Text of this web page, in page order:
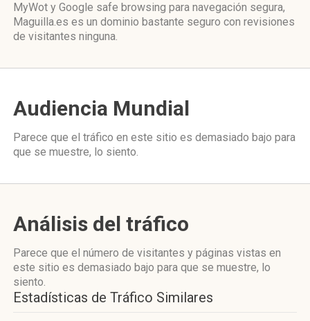
MyWot y Google safe browsing para navegación segura,
Maguilla.es es un dominio bastante seguro con revisiones
de visitantes ninguna.
Audiencia Mundial
Parece que el tráfico en este sitio es demasiado bajo para
que se muestre, lo siento.
Análisis del tráfico
Parece que el número de visitantes y páginas vistas en
este sitio es demasiado bajo para que se muestre, lo
siento.
Estadísticas de Tráfico Similares